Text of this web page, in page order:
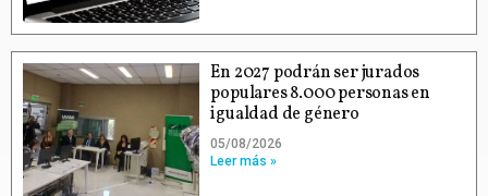
En 2027 podrán ser jurados
populares 8.000 personas en
igualdad de género
05/08/2026
Leer más »